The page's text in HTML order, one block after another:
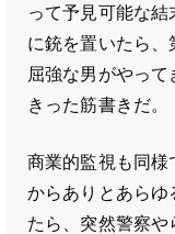
って予見可能な
に銃を置いたら
屈強な男がやっ
きった筋書きだ。
商業的監視も同
からありとあらゆ
たら、突然警察